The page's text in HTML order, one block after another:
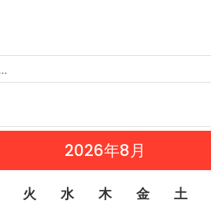
2026年8月
火 水 木 金 土